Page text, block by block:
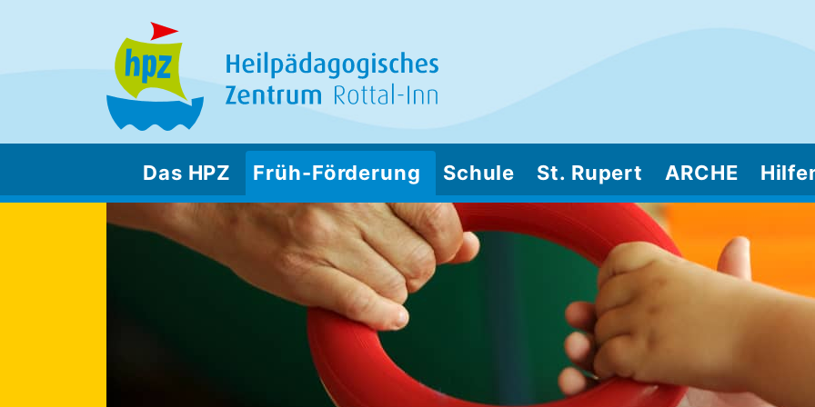
Das HPZ Früh-Förderung Schule St. Rupert ARCHE